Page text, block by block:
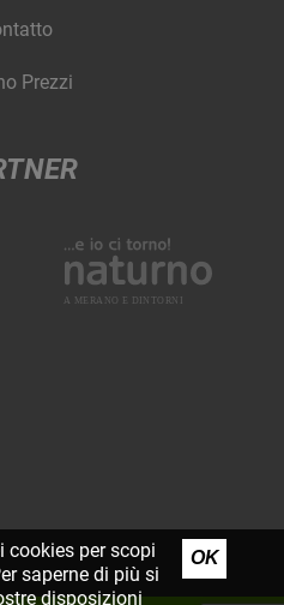
Prezzi
cookies per scopi
saperne di più si
disposizioni
OK